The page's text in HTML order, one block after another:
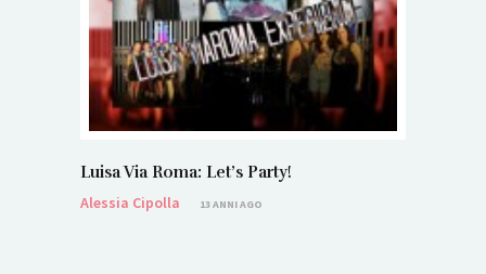
Luisa Via Roma: Let’s Party!
Alessia Cipolla
13 ANNI AGO